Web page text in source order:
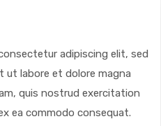
adipiscing elit, sed
ut labore et dolore magna
quis nostrud exercitation
ea commodo consequat.